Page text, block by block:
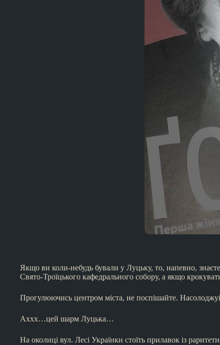
Якщо ви коли-небудь бували у Луцьку, то, напевно,
Свято-Троїцького кафедрального собору, а якщо
Прогулюючись центром міста, не поспішайте.
Аххх…цей шарм Луцька…
На околиці вул. Лесі Українки стоїть прилавок із